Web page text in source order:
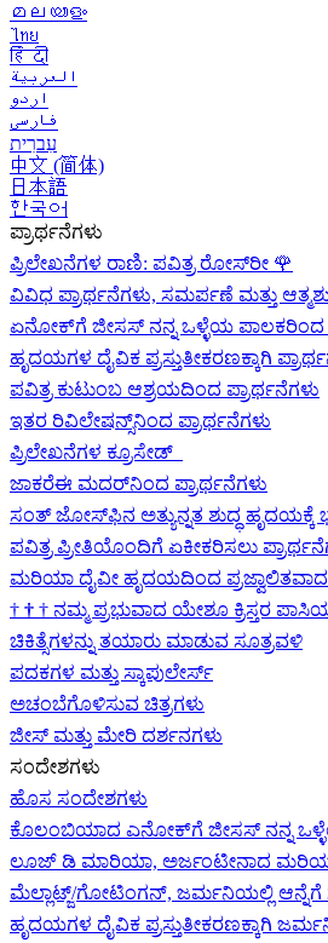
മലയാളം
ไทย
हिंदी
العربية
اردو
فارسی
עִברִית
中文 (简体)
日本語
한국어
ಪ್ರಾರ್ಥನೆಗಳು
ಪ್ರಿಲೇಖನೆಗಳ ರಾಣಿ: ಪವಿತ್ರ ರೋಸ್‌ರೀ 🌹
ವಿವಿಧ ಪ್ರಾರ್ಥನೆಗಳು, ಸಮರ್ಪಣೆ ಮತ್ತು
ಏನೋಕ್‍ಗೆ ಜೀಸಸ್ ನನ್ನ ಒಳ್ಳೆಯ ಪಾಲಕರಿಂದ
ಹೃದಯಗಳ ದೈವಿಕ ಪ್ರಸ್ತುತೀಕರಣಕ್ಕಾಗಿ
ಪವಿತ್ರ ಕುಟುಂಬ ಆಶ್ರಯದಿಂದ ಪ್ರಾರ್ಥನೆಗಳು
ಇತರ ರಿವಿಲೇಷನ್ಸ್‌ನಿಂದ ಪ್ರಾರ್ಥನೆಗಳು
ಪ್ರಿಲೇಖನೆಗಳ ಕ್ರೂಸೇಡ್
ಜಾಕರೆಈ ಮದರ್‌ನಿಂದ ಪ್ರಾರ್ಥನೆಗಳು
ಸಂತ್ ಜೋಸ್‌ಫಿನ ಅತ್ಯುನ್ನತ ಶುದ್ಧ ಹೃದಯಕ್ಕೆ
ಪವಿತ್ರ ಪ್ರೀತಿಯೊಂದಿಗೆ ಏಕೀಕರಿಸಲು
ಮರಿಯಾ ದೈವೀ ಹೃದಯದಿಂದ ಪ್ರಜ್ವಾಲಿತವಾದ
† † † ನಮ್ಮ ಪ್ರಭುವಾದ ಯೇಶೂ ಕ್ರಿಸ್ತರ
ಚಿಕಿತ್ಸೆಗಳನ್ನು ತಯಾರು ಮಾಡುವ ಸೂತ್ರವಳಿ
ಪದಕಗಳ ಮತ್ತು ಸ್ಕಾಪುಲೇರ್ಸ್
ಅಚಂಬೆಗೊಳಿಸುವ ಚಿತ್ರಗಳು
ಜೀಸ್‌ ಮತ್ತು ಮೇರಿ ದರ್ಶನಗಳು
ಸಂದೇಶಗಳು
ಹೊಸ ಸಂದೇಶಗಳು
ಕೊಲಂಬಿಯಾದ ಎನೋಕ್‍ಗೆ ಜೀಸಸ್ ನನ್ನ
ಲೂಜ್ ಡಿ ಮಾರಿಯಾ, ಅರ್ಜಂಟೀನಾದ
ಮೆಲ್ಲಾಟ್ಜ್/ಗೋಟಿಂಗನ್, ಜರ್ಮನಿಯಲ್ಲಿ ಆನ್ನೆಗೆ
ಹೃದಯಗಳ ದೈವಿಕ ಪ್ರಸ್ತುತೀಕರಣಕ್ಕಾಗಿ